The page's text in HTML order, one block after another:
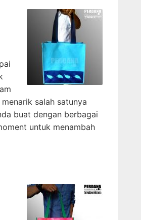
salah satunya
buat dengan berbagai
untuk menambah